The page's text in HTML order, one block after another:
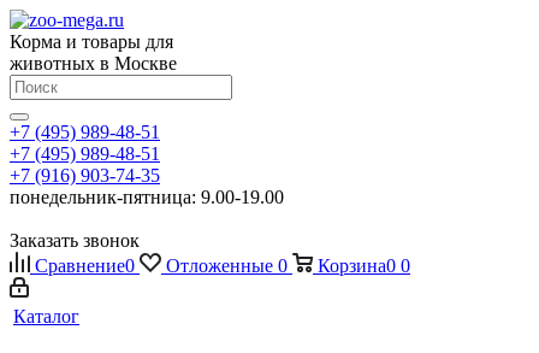
Корма и товары для
животных в Москве
+7 (495) 989-48-51
+7 (495) 989-48-51
+7 (916) 903-74-35
понедельник-пятница: 9.00-19.00
Заказать звонок
Сравнение0 Отложенные 0 Корзина0 0
Каталог